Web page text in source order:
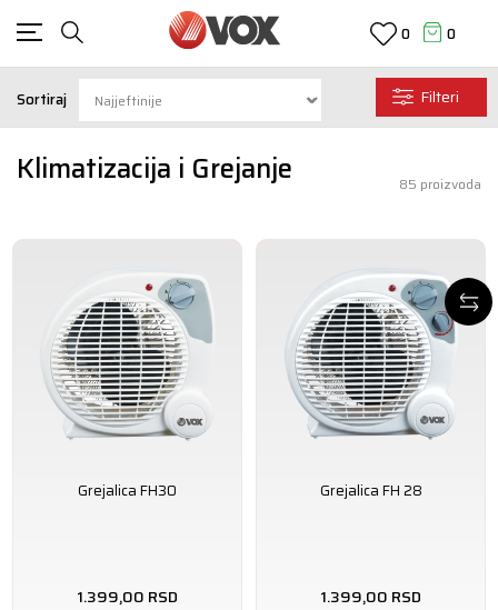
0 0
Klimatizacija i Grejanje
Sortiraj Filteri
85 proizvoda
Grejalica FH30
1.399,00 RSD
Grejalica FH 28
1.399,00 RSD